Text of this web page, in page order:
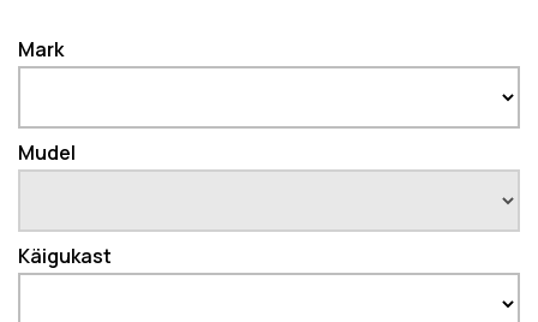
Mark
Mudel
Käigukast